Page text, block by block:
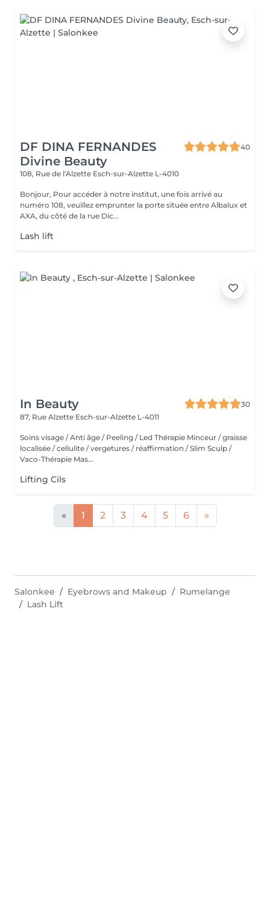
DF DINA FERNANDES
Divine Beauty
40
108, Rue de l'Alzette Esch-sur-Alzette L-4010
Bonjour, Pour accéder à notre institut, une fois arrivé au
numéro 108, veuillez emprunter la porte située entre Albalux et
AXA, du côté de la rue Dic...
Lash lift
In Beauty
30
87, Rue Alzette Esch-sur-Alzette L-4011
Soins visage / Anti âge / Peeling / Led Thérapie Minceur / graisse
localisée / cellulite / vergetures / réaffirmation / Slim Sculp /
Vaco-Thérapie Mas...
Lifting Cils
« 1 2 3 4 5 6 »
Salonkee Eyebrows and Makeup
Rumelange
Lash Lift